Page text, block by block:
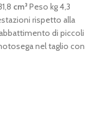
cm³Peso kg 4,3
rispetto alla
di piccoli
nel taglio con